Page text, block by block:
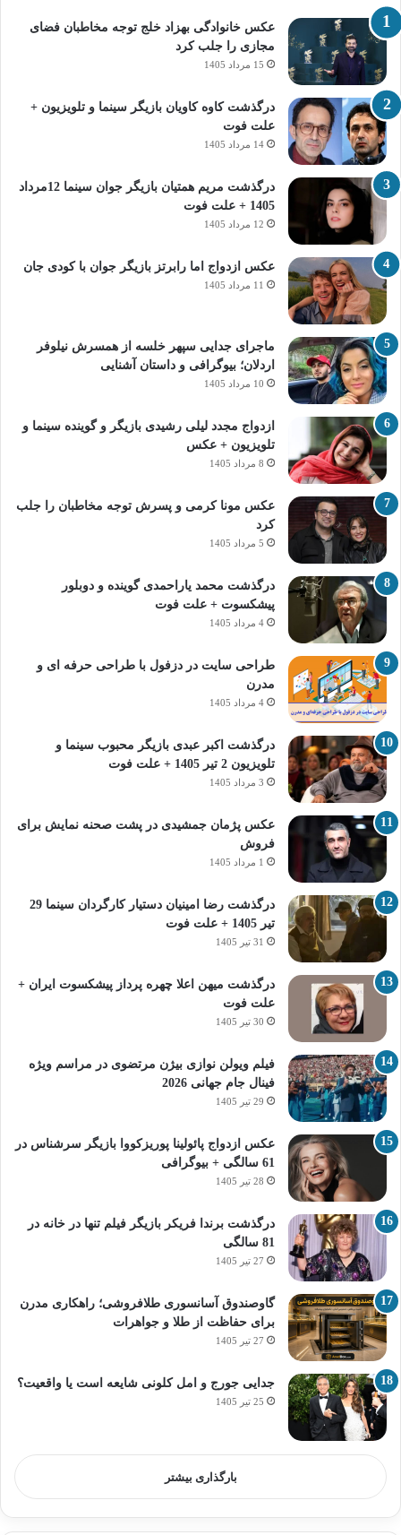
عکس خانوادگی بهزاد خلج توجه مخاطبان فضای
مجازی را جلب کرد
15 مرداد 1405
درگذشت کاوه کاویان بازیگر سینما و تلویزیون +
علت فوت
14 مرداد 1405
درگذشت مریم همتیان بازیگر جوان سینما 12مرداد
1405 + علت فوت
12 مرداد 1405
عکس ازدواج اما رابرتز بازیگر جوان با کودی جان
11 مرداد 1405
ماجرای جدایی سپهر خلسه از همسرش نیلوفر
اردلان؛ بیوگرافی و داستان آشنایی
10 مرداد 1405
ازدواج مجدد لیلی رشیدی بازیگر و گوینده سینما و
تلویزیون + عکس
8 مرداد 1405
عکس مونا کرمی و پسرش توجه مخاطبان را جلب
کرد
5 مرداد 1405
درگذشت محمد یاراحمدی گوینده و دوبلور
پیشکسوت + علت فوت
4 مرداد 1405
طراحی سایت در دزفول با طراحی حرفه‌ ای و
مدرن
4 مرداد 1405
درگذشت اکبر عبدی بازیگر محبوب سینما و
تلویزیون 2 تیر 1405 + علت فوت
3 مرداد 1405
عکس پژمان جمشیدی در پشت صحنه نمایش برای
فروش
1 مرداد 1405
درگذشت رضا امینیان دستیار کارگردان سینما 29
تیر 1405 + علت فوت
31 تیر 1405
درگذشت میهن اعلا چهره پرداز پیشکسوت ایران +
علت فوت
30 تیر 1405
فیلم ویولن نوازی بیژن مرتضوی در مراسم ویژه
فینال جام جهانی 2026
29 تیر 1405
عکس ازدواج پائولینا پوریزکووا بازیگر سرشناس در
61 سالگی + بیوگرافی
28 تیر 1405
درگذشت برندا فریکر بازیگر فیلم تنها در خانه در
81 سالگی
27 تیر 1405
گاوصندوق آسانسوری طلافروشی؛ راهکاری مدرن
برای حفاظت از طلا و جواهرات
27 تیر 1405
جدایی جورج و امل کلونی شایعه است یا واقعیت؟
25 تیر 1405
بارگذاری بیشتر